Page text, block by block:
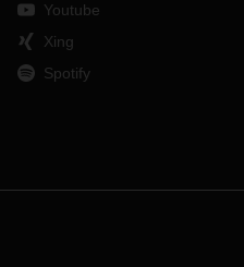
Youtube
Xing
Spotify